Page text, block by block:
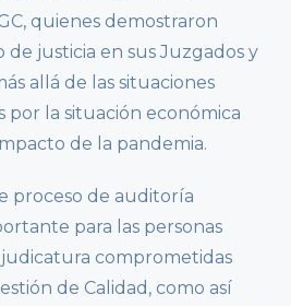
quienes demostraron
de justicia en sus Juzgados y
allá de las situaciones
por la situación económica
de la pandemia.
proceso de auditoría
para las personas
comprometidas
de Calidad, como así